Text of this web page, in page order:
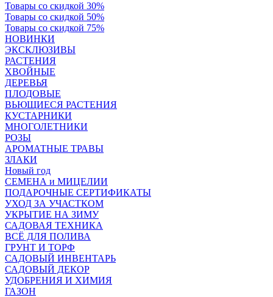
Товары со скидкой 30%
Товары со скидкой 50%
Товары со скидкой 75%
НОВИНКИ
ЭКСКЛЮЗИВЫ
РАСТЕНИЯ
ХВОЙНЫЕ
ДЕРЕВЬЯ
ПЛОДОВЫЕ
ВЬЮЩИЕСЯ РАСТЕНИЯ
КУСТАРНИКИ
МНОГОЛЕТНИКИ
РОЗЫ
АРОМАТНЫЕ ТРАВЫ
ЗЛАКИ
Новый год
СЕМЕНА и МИЦЕЛИИ
ПОДАРОЧНЫЕ СЕРТИФИКАТЫ
УХОД ЗА УЧАСТКОМ
УКРЫТИЕ НА ЗИМУ
САДОВАЯ ТЕХНИКА
ВСЁ ДЛЯ ПОЛИВА
ГРУНТ И ТОРФ
САДОВЫЙ ИНВЕНТАРЬ
САДОВЫЙ ДЕКОР
УДОБРЕНИЯ И ХИМИЯ
ГАЗОН